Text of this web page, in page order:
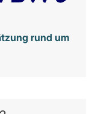
rund um